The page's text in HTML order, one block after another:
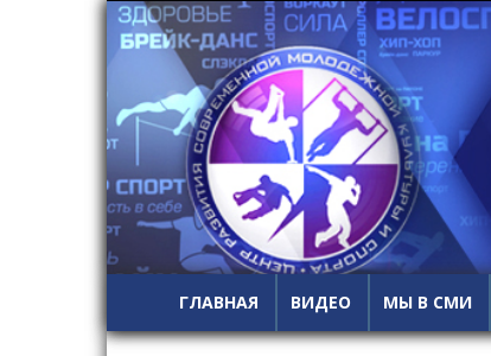
ГЛАВНАЯ ВИДЕО МЫ В СМИ